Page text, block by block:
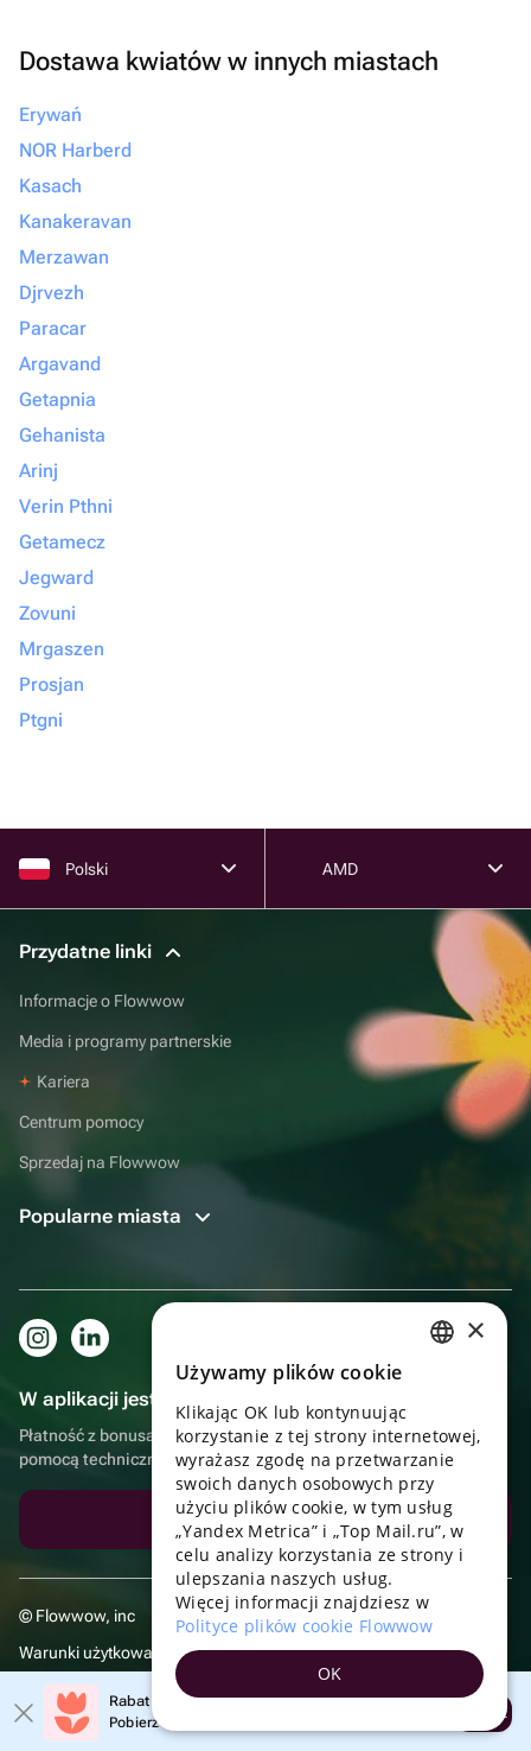
Dostawa kwiatów w innych miastach
Erywań
NOR Harberd
Kasach
Kanakeravan
Merzawan
Djrvezh
Paracar
Argavand
Getapnia
Gehanista
Arinj
Verin Pthni
Getamecz
Jegward
Zovuni
Mrgaszen
Prosjan
Ptgni
Polski AMD
Przydatne linki
Informacje o Flowwow
Media i programy partnerskie
Kariera
Centrum pomocy
Sprzedaj na Flowwow
Popularne miasta
W aplikacji jest to jeszcze wygodniejsze!
Płatność z bonusami, samodzielna dostawa, wygodny czat z
pomocą techniczną
Pobierz aplikację
© Flowwow, inc
Warunki użytkowania
Polityka prywatnościRabat 20% na pierwsze zamówienie!
Pobierz aplikację i skorzystaj z promocji
Otwórz
UKRAINIAN
PORTUGUESE
SPANISH
TURKISH
GERMAN
×
Używamy plików cookie
Klikając OK lub kontynuując
korzystanie z tej strony internetowej,
wyrażasz zgodę na przetwarzanie
swoich danych osobowych przy
użyciu plików cookie, w tym usług
„Yandex Metrica” i „Top Mail.ru”, w
celu analizy korzystania ze strony i
ulepszania naszych usług.
Więcej informacji znajdziesz w
Polityce plików cookie Flowwow
OK